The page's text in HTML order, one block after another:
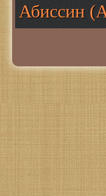
Абиссин